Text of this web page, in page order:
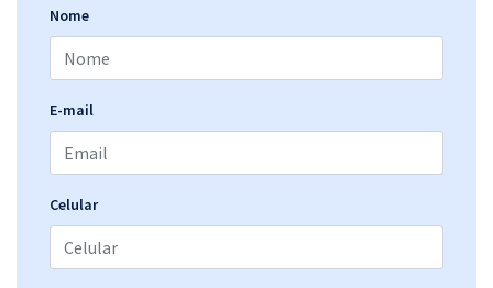
Nome
E-mail
Celular